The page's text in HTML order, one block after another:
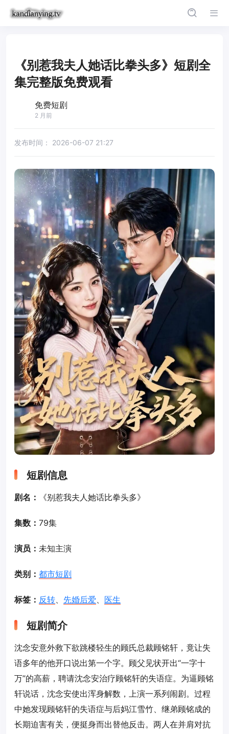
《别惹我夫人她话比拳头多》短剧全
集完整版免费观看
免费短剧
2 月前
发布时间： 2026-06-07 21:27
短剧信息
剧名： 《别惹我夫人她话比拳头多》
集数： 79集
演员： 未知主演
类别： 都市短剧
标签： 反转、 先婚后爱、 医生
短剧简介
沈念安意外救下欲跳楼轻生的顾氏总裁顾铭轩，竟让失
语多年的他开口说出第一个字。顾父见状开出“一字十
万”的高薪，聘请沈念安治疗顾铭轩的失语症。为逼顾铭
轩说话，沈念安使出浑身解数，上演一系列闹剧。过程
中她发现顾铭轩的失语症与后妈江雪竹、继弟顾铭成的
长期迫害有关，便挺身而出替他反击。两人在并肩对抗